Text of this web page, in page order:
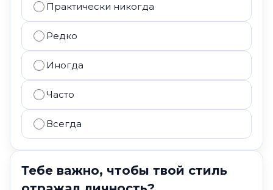
Практически никогда
Редко
Иногда
Часто
Всегда
Тебе важно, чтобы твой стиль